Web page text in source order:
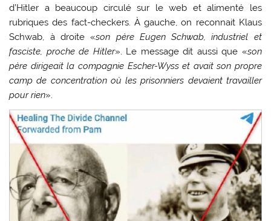
d’Hitler a beaucoup circulé sur le web et alimenté les
rubriques des fact-checkers. À gauche, on reconnait Klaus
Schwab, à droite «son père Eugen Schwab, industriel et
fasciste, proche de Hitler». Le message dit aussi que «son
père dirigeait la compagnie Escher-Wyss et avait son propre
camp de concentration où les prisonniers devaient travailler
pour rien».